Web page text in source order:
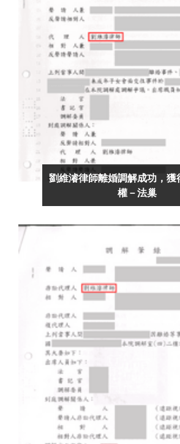
劉維濬律師離婚調解成功，獲
權－法巢